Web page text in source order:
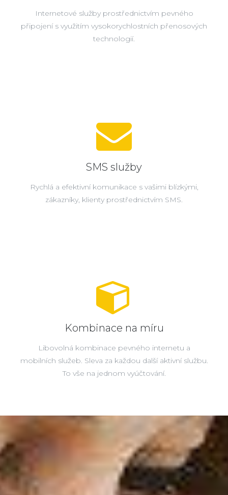
Internetové služby prostřednictvím pevného
připojení s využitím vysokorychlostních přenosových
technologií.
SMS služby
Rychlá a efektivní komunikace s vašimi blízkými,
zákazníky, klienty prostřednictvím SMS.
Kombinace na míru
Libovolná kombinace pevného internetu a
mobilních služeb. Sleva za každou další aktivní službu.
To vše na jednom vyúčtování.